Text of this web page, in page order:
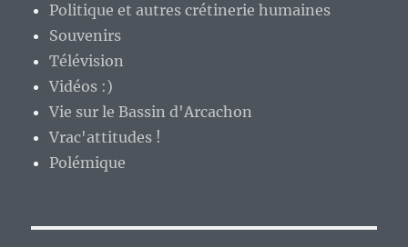
Politique et autres crétinerie humaines
Souvenirs
Télévision
Vidéos :)
Vie sur le Bassin d'Arcachon
Vrac'attitudes !
Polémique